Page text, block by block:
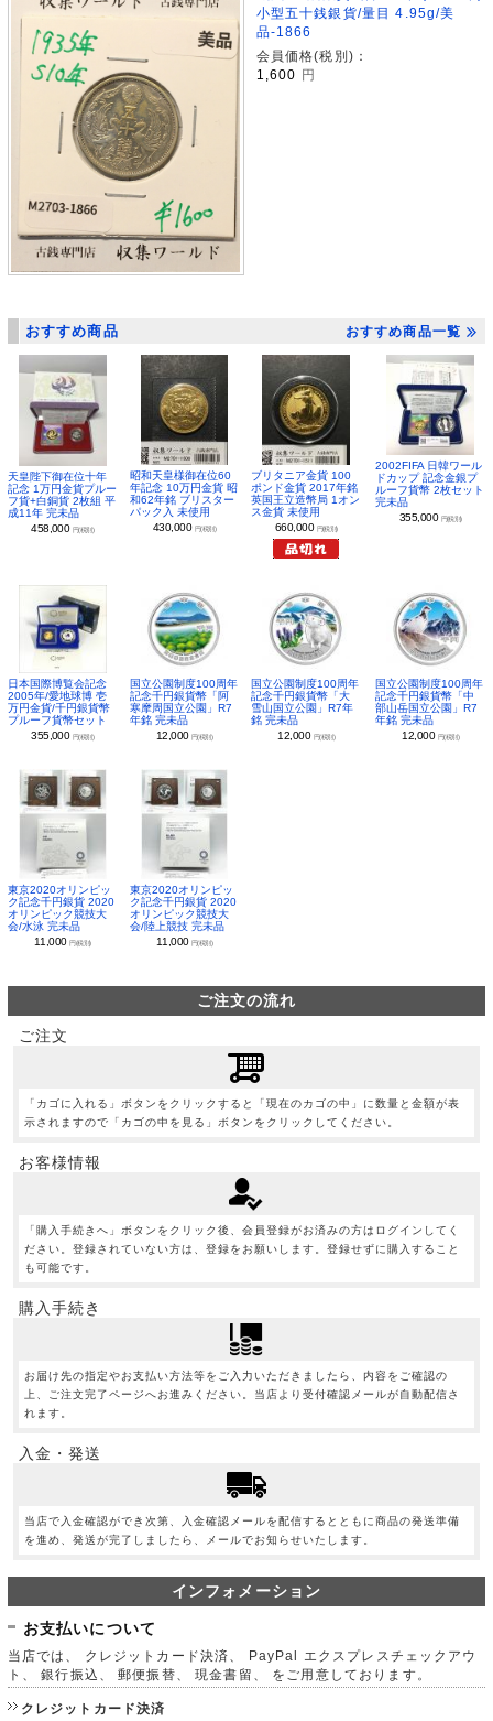
小型五十銭銀貨/量目 4.95g/美
品-1866
会員価格(税別)：
1,600 円
おすすめ商品 おすすめ商品一覧
天皇陛下御在位十年
記念 1万円金貨プルー
フ貨+白銅貨 2枚組 平
成11年 完未品
458,000 円(税別)
昭和天皇様御在位60
年記念 10万円金貨 昭
和62年銘 ブリスター
パック入 未使用
430,000 円(税別)
ブリタニア金貨 100
ポンド金貨 2017年銘
英国王立造幣局 1オン
ス金貨 未使用
660,000 円(税別)
2002FIFA 日韓ワール
ドカップ 記念金銀プ
ルーフ貨幣 2枚セット
完未品
355,000 円(税別)
日本国際博覧会記念
2005年/愛地球博 壱
万円金貨/千円銀貨幣
プルーフ貨幣セット
355,000 円(税別)
国立公園制度100周年
記念千円銀貨幣「阿
寒摩周国立公園」R7
年銘 完未品
12,000 円(税別)
国立公園制度100周年
記念千円銀貨幣「大
雪山国立公園」R7年
銘 完未品
12,000 円(税別)
国立公園制度100周年
記念千円銀貨幣「中
部山岳国立公園」R7
年銘 完未品
12,000 円(税別)
東京2020オリンピッ
ク記念千円銀貨 2020
オリンピック競技大
会/水泳 完未品
11,000円(税別)
東京2020オリンピッ
ク記念千円銀貨 2020
オリンピック競技大
会/陸上競技 完未品
11,000 円(税別)
ご注文の流れ
ご注文
「カゴに入れる」ボタンをクリックすると「現在のカゴの中」に数量と金額が表
示されますので「カゴの中を見る」ボタンをクリックしてください。
お客様情報
「購入手続きへ」ボタンをクリック後、会員登録がお済みの方はログインしてく
ださい。登録されていない方は、登録をお願いします。登録せずに購入すること
も可能です。
購入手続き
お届け先の指定やお支払い方法等をご入力いただきましたら、内容をご確認の
上、ご注文完了ページへお進みください。当店より受付確認メールが自動配信さ
れます。
入金・発送
当店で入金確認ができ次第、入金確認メールを配信するとともに商品の発送準備
を進め、発送が完了しましたら、メールでお知らせいたします。
インフォメーション
お支払いについて
当店では、 クレジットカード決済、 PayPal エクスプレスチェックアウ
ト、 銀行振込、 郵便振替、 現金書留、 をご用意しております。
クレジットカード決済